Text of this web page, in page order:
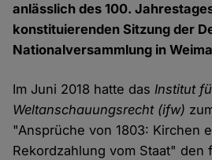
anlässlich des 100.
konstituierenden Sitzung der
Nationalversammlung in
Im Juni 2018 hatte dasInstitut
Weltanschauungsrecht (ifw)
"Ansprüche von 1803: Kirchen
Rekordzahlung vom Staat" den